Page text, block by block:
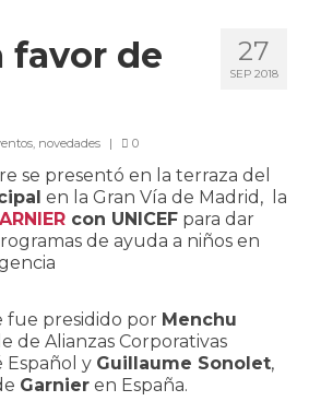
27
SEP 2018
favor de
, novedades | 0
se presentó en la terraza del
en la Gran Vía de Madrid, la
con UNICEF para dar
de ayuda a niños en
fue presidido por Menchu
de Alianzas Corporativas
Español y Guillaume Sonolet,
Garnier en España.